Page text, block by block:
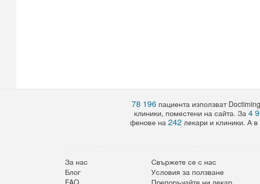
78 196 пациента използват
клиники, поместени на сайта. За 4
фенове на 242лекари и клиники. А
За нас
Свържете се с нас
Блог
Условия за ползване
FAQ
Препоръчайте ни лекар